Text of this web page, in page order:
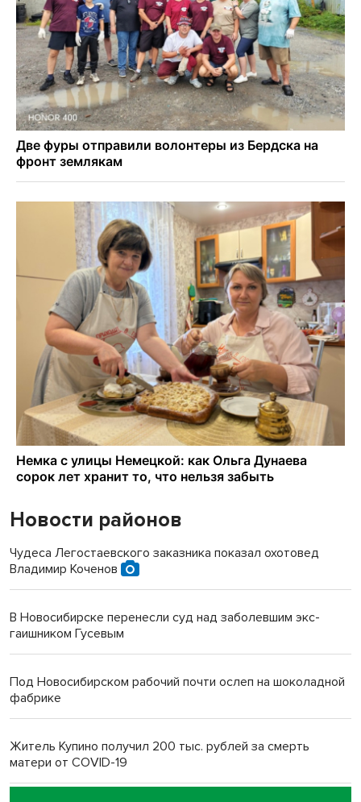
Новости районов
Чудеса Легостаевского заказника показал охотовед
Владимир Коченов
В Новосибирске перенесли суд над заболевшим экс-
гаишником Гусевым
Под Новосибирском рабочий почти ослеп на шоколадной
фабрике
Житель Купино получил 200 тыс. рублей за смерть
матери от COVID-19